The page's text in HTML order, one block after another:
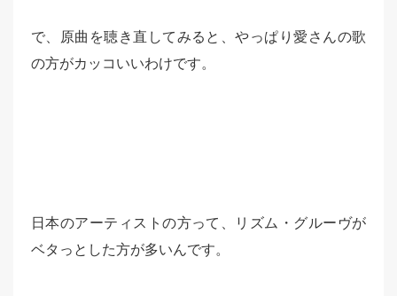
で、原曲を聴き直してみると、やっぱり愛さんの歌
の方がカッコいいわけです。
日本のアーティストの方って、リズム・グルーヴが
ベタっとした方が多いんです。